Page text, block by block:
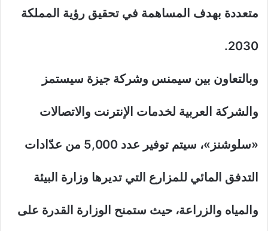
متعددة بهدف المساهمة في تحقيق رؤية المملكة
2030.
وبالتعاون بين سيمنس وشركة جيزة سيستمز
والشركة العربية لخدمات الإنترنت والاتصالات
«سلوشنز»، سيتم توفير عدد 5,000 من عدّادات
التدفق المائي للمزارع التي تديرها وزارة البيئة
والمياه والزراعة، حيث ستمنح الوزارة القدرة على